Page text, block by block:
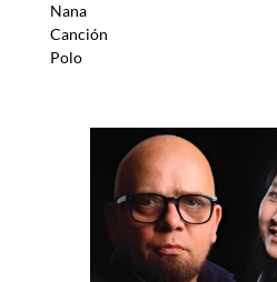
Nana
Canción
Polo